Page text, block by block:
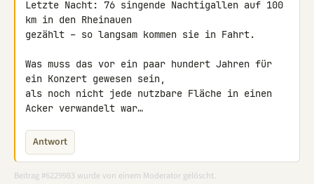
Letzte Nacht: 76 singende Nachtigallen auf 100
km in den Rheinauen
gezählt – so langsam kommen sie in Fahrt.
Was muss das vor ein paar hundert Jahren für
ein Konzert gewesen sein,
als noch nicht jede nutzbare Fläche in einen
Acker verwandelt war…
Antwort
Beitrag #6229983 wurde von einem Moderator gelöscht.